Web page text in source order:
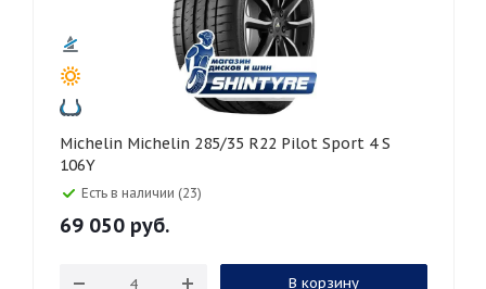
Michelin Michelin 285/35 R22 Pilot Sport 4 S
106Y
Есть в наличии (23)
69 050 руб.
В корзину